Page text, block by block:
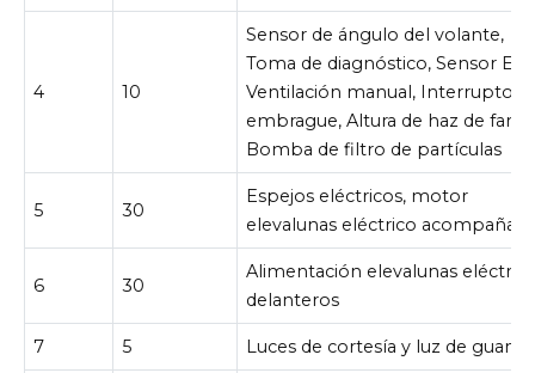
4 10
Sensor de ángulo del volante,
Toma de diagnóstico, Sensor
Ventilación manual, Interruptor
embrague, Altura de haz de
Bomba de filtro de partículas
5 30
Espejos eléctricos, motor
elevalunas eléctrico
6 30
Alimentación elevalunas
delanteros
7 5 Luces de cortesía y luz de